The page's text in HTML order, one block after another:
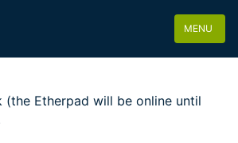
MENU
(the Etherpad will be online until